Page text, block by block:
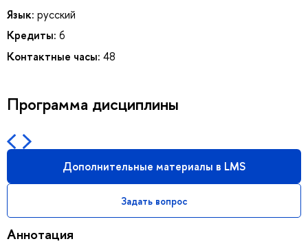
Язык: русский
Кредиты: 6
Контактные часы: 48
Программа дисциплины
Дополнительные материалы в LMS
Задать вопрос
Аннотация